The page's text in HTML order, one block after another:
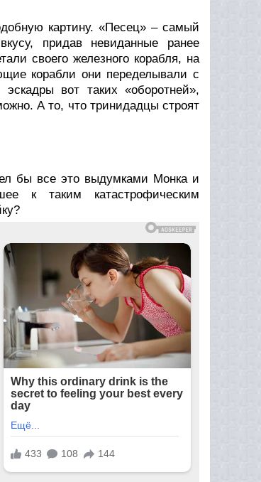
картину. «Песец» – самый
придав невиданные ранее
своего железного корабля, на
корабли они переделывали с
вот таких «оборотней»,
А то, что тринидадцы строят
бы все это выдумками Монка и
к таким катастрофическим